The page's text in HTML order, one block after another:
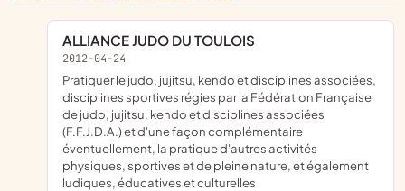
ALLIANCE JUDO DU TOULOIS
2012-04-24
pratiquer le judo, jujitsu, kendo et disciplines associées,
disciplines sportives régies par la Fédération Française
de judo, jujitsu, kendo et disciplines associées
(F.F.J.D.A.) et d'une façon complémentaire
éventuellement, la pratique d'autres activités
physiques, sportives et de pleine nature, et également
ludiques, éducatives et culturelles